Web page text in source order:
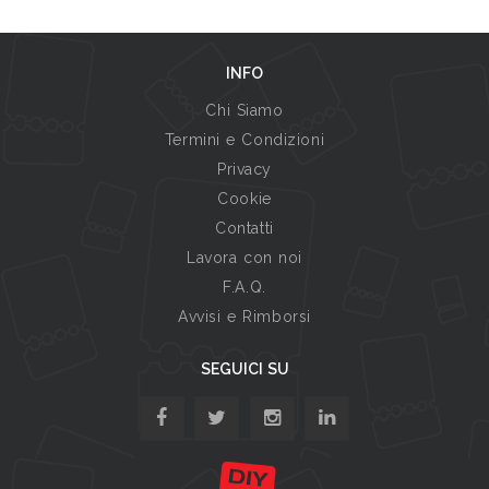
INFO
Chi Siamo
Termini e Condizioni
Privacy
Cookie
Contatti
Lavora con noi
F.A.Q.
Avvisi e Rimborsi
SEGUICI SU